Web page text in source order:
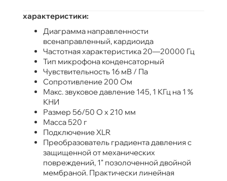
характеристики:
Диаграмма направленности
всенаправленный, кардиоида
Частотная характеристика 20—20000 Гц
Тип микрофона конденсаторный
Чувствительность 16 мВ / Па
Сопротивление 200 Ом
Макс. звуковое давление 145, 1 КГц на 1 %
КНИ
Размер 56/50 O х 210 мм
Масса 520 г
Подключение XLR
Преобразователь градиента давления с
защищенной от механических
повреждений, 1" позолоченной двойной
мембраной. Практически линейная